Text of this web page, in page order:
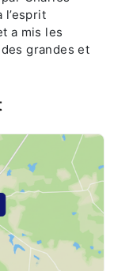
l’esprit
a mis les
grandes et